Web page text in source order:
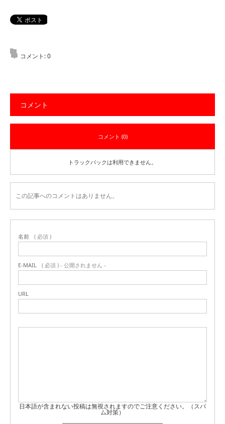
コメント:0
コメント
コメント (0)
トラックバックは利用できません。
この記事へのコメントはありません。
名前 ( 必須 )
E-MAIL ( 必須 ) - 公開されません -
URL
日本語が含まれない投稿は無視されますのでご注意ください。（スパ
ム対策）